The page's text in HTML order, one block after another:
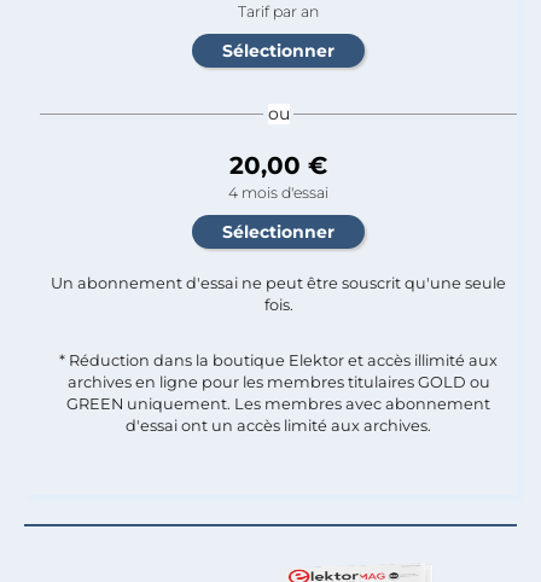
Tarif par an
ou
20,00 €
4 mois d'essai
Un abonnement d'essai ne peut être souscrit qu'une seule
fois.​
* Réduction dans la boutique Elektor et accès illimité aux
archives en ligne pour les membres titulaires GOLD ou
GREEN uniquement. Les membres avec abonnement
d'essai ont un accès limité aux archives.